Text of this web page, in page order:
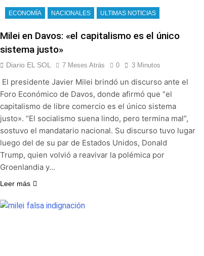
AMBA: cuándo dejará de llover y llega una ola de frío
de Propiedad Privada de Milei
de Seguridad de Quilmes, Hernán Ocampo, tras la
que tuvo un «brote psicótico» por consumo con
la mayoría y rechazó el pedido del peronismo
contra el proyecto oficial de Ley de Propiedad
la fiesta de San Cayetano
por La Central de Vicente López
limpió sumideros y desagües en medio de las
ECONOMÍA NACIONALES ULTIMAS NOTICIAS
Milei en Davos: «el capitalismo es el único
sistema justo»
Diario EL SOL 7 Meses Atrás 0 3 Minutos
El presidente Javier Milei brindó un discurso ante el
Foro Económico de Davos, donde afirmó que “el
capitalismo de libre comercio es el único sistema
justo». “El socialismo suena lindo, pero termina mal”,
sostuvo el mandatario nacional. Su discurso tuvo lugar
luego del de su par de Estados Unidos, Donald
Trump, quien volvió a reavivar la polémica por
Groenlandia y…
Leer más